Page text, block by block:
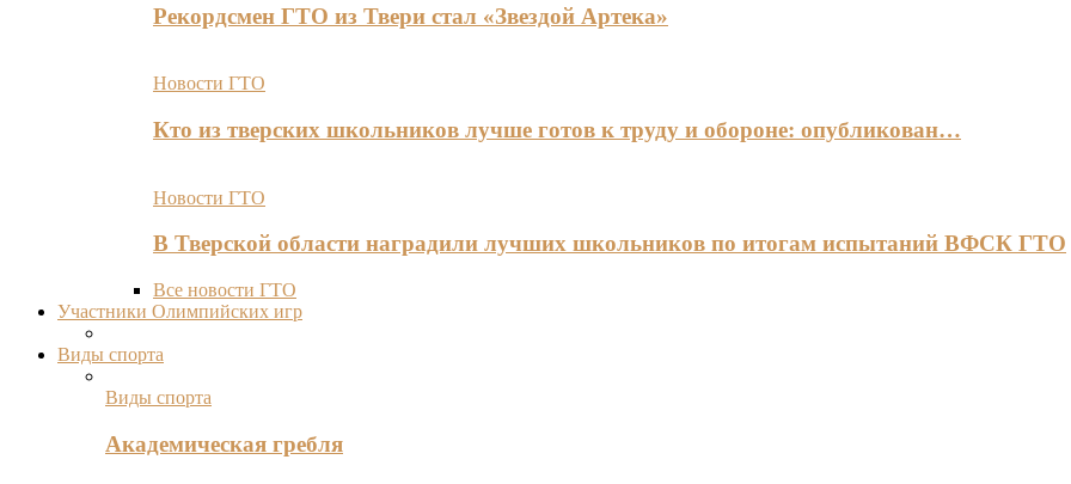
Рекордсмен ГТО из Твери стал «Звездой Артека»
Новости ГТО
Кто из тверских школьников лучше готов к труду и обороне: опубликован…
Новости ГТО
В Тверской области наградили лучших школьников по итогам испытаний ВФСК ГТО
Все новости ГТО
Участники Олимпийских игр
Виды спорта
Виды спорта
Академическая гребля